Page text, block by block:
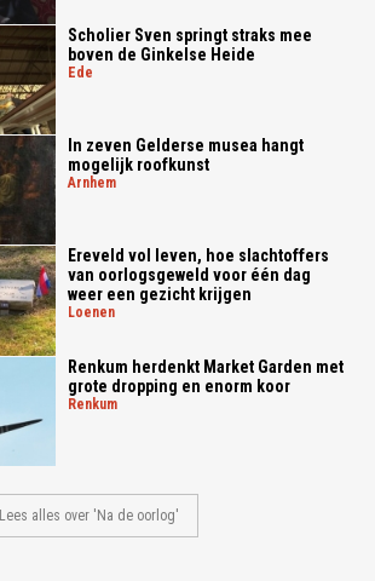
Scholier Sven springt straks mee
boven de Ginkelse Heide
ede
In zeven Gelderse musea hangt
mogelijk roofkunst
arnhem
Ereveld vol leven, hoe slachtoffers
van oorlogsgeweld voor één dag
weer een gezicht krijgen
loenen
Renkum herdenkt Market Garden met
grote dropping en enorm koor
renkum
Lees alles over 'Na de oorlog'